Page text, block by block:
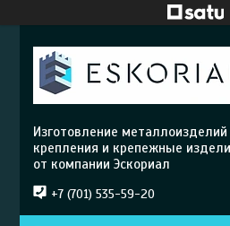
Изготовление
крепления и крепежные
от компании Эскориал
+7 (701) 535-59-20